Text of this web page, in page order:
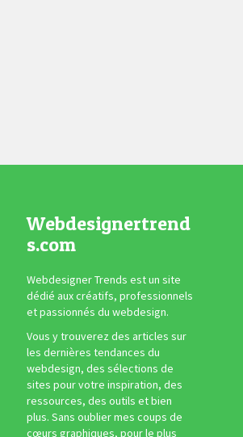
Webdesignertrend
s.com
Webdesigner Trends est un site
dédié aux créatifs, professionnels
et passionnés du webdesign.
Vous y trouverez des articles sur
les dernières tendances du
webdesign, des sélections de
sites pour votre inspiration, des
ressources, des outils et bien
plus. Sans oublier mes coups de
cœurs graphiques, pour le plus